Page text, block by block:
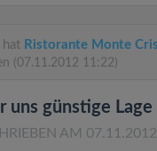
hat Ristorante Monte
(07.11.2012 11:22)
uns günstige Lage
AM 07.11.2012